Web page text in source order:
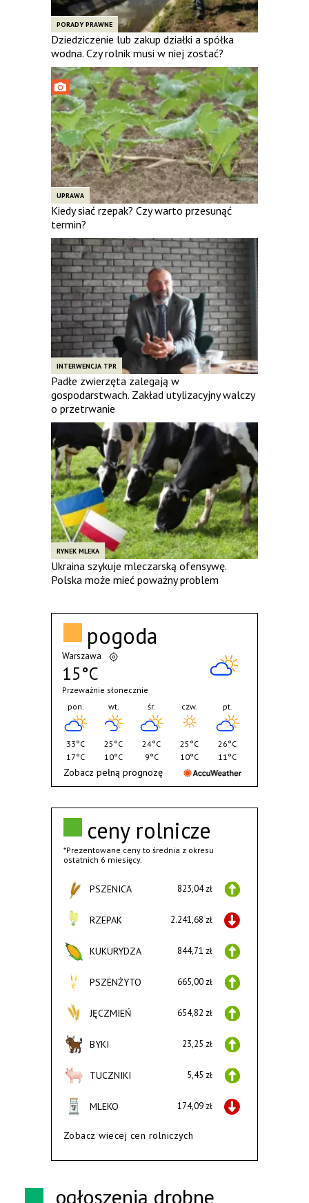
PORADY PRAWNE
Dziedziczenie lub zakup działki a spółka
wodna. Czy rolnik musi w niej zostać?
UPRAWA
Kiedy siać rzepak? Czy warto przesunąć
termin?
INTERWENCJA TPR
Padłe zwierzęta zalegają w
gospodarstwach. Zakład utylizacyjny walczy
o przetrwanie
RYNEK MLEKA
Ukraina szykuje mleczarską ofensywę.
Polska może mieć poważny problem
ceny rolnicze
*Prezentowane ceny to średnia z okresu
ostatnich 6 miesięcy.
PSZENICA 823,04 zł
RZEPAK 2.241,68 zł
KUKURYDZA 844,71 zł
PSZENŻYTO 665,00 zł
JĘCZMIEŃ 654,82 zł
BYKI 23,25 zł
TUCZNIKI 5,45 zł
MLEKO 174,09 zł
Zobacz wiecej cen rolniczych
pogoda
Warszawa
15°C
Przeważnie słonecznie
pon.
33°C
17°C
wt.
25°C
10°C
śr.
24°C
9°C
czw.
25°C
10°C
pt.
26°C
11°C
Zobacz pełną prognozę
ogłoszenia drobne